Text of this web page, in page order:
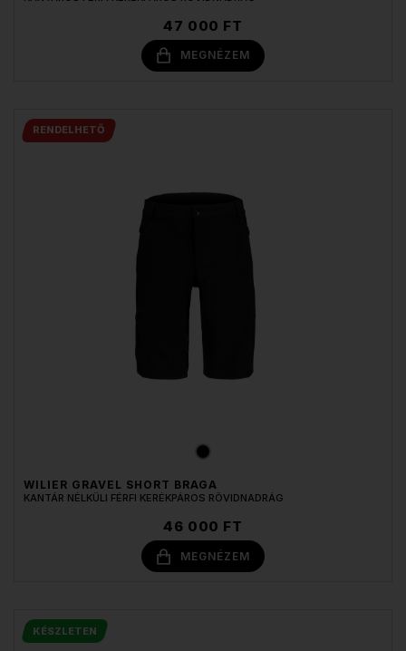
47 000 FT
MEGNÉZEM
RENDELHETŐ
WILIER GRAVEL SHORT BRAGA
KANTÁR NÉLKÜLI FÉRFI KERÉKPÁROS RÖVIDNADRÁG
46 000 FT
MEGNÉZEM
KÉSZLETEN